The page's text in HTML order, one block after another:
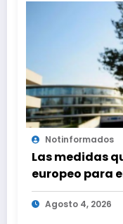
Notinformados
Las medidas
europeo para
Agosto 4, 2026